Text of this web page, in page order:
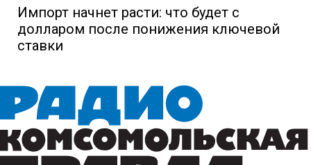
Импорт начнет расти: что будет с
долларом после понижения ключевой
ставки